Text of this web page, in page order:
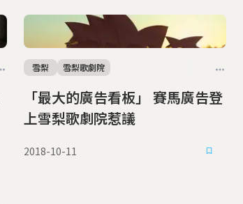
「最大的廣告看板」 賽馬廣告登
上雪梨歌劇院惹議
雪梨 雪梨歌劇院
2018-10-11